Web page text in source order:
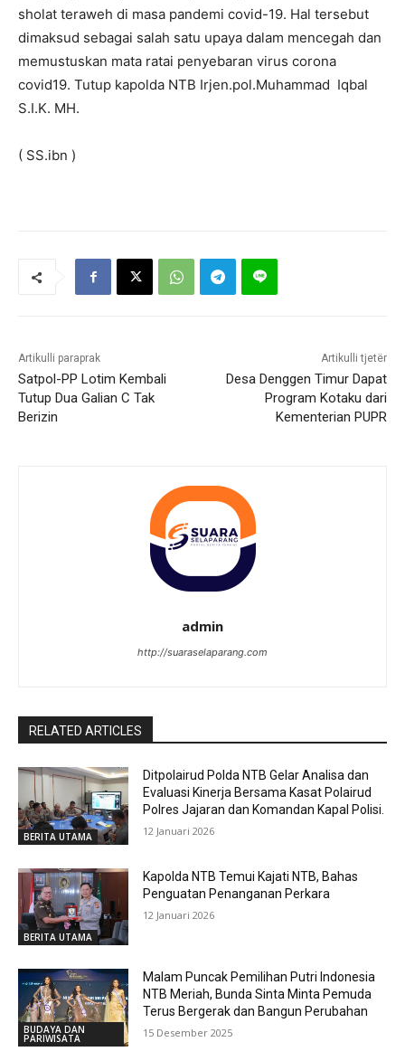
sholat teraweh di masa pandemi covid-19. Hal tersebut
dimaksud sebagai salah satu upaya dalam mencegah dan
memustuskan mata ratai penyebaran virus corona
covid19. Tutup kapolda NTB Irjen.pol.Muhammad Iqbal
S.I.K. MH.
( SS.ibn )
Artikulli paraprak
Satpol-PP Lotim Kembali
Tutup Dua Galian C Tak
Berizin
Artikulli tjetër
Desa Denggen Timur Dapat
Program Kotaku dari
Kementerian PUPR
admin
http://suaraselaparang.com
RELATED ARTICLES
BERITA UTAMA
Ditpolairud Polda NTB Gelar Analisa dan
Evaluasi Kinerja Bersama Kasat Polairud
Polres Jajaran dan Komandan Kapal Polisi.
12 Januari 2026
BERITA UTAMA
Kapolda NTB Temui Kajati NTB, Bahas
Penguatan Penanganan Perkara
12 Januari 2026
BUDAYA DAN
PARIWISATA
Malam Puncak Pemilihan Putri Indonesia
NTB Meriah, Bunda Sinta Minta Pemuda
Terus Bergerak dan Bangun Perubahan
15 Desember 2025